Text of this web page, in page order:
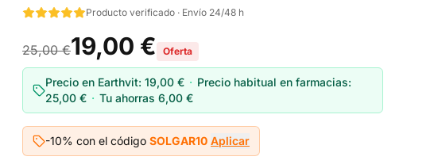
Producto verificado · Envío 24/48 h
25,00 €19,00 € Oferta
Precio en Earthvit: 19,00 € · Precio habitual en farmacias:
25,00 € · Tu ahorras 6,00 €
-10% con el código SOLGAR10 Aplicar